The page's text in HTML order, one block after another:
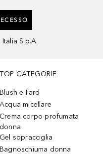
S.p.A.
TOP CATEGORIE
Blush e Fard
Acqua micellare
Crema corpo profumata
donna
Gel sopracciglia
Bagnoschiuma donna